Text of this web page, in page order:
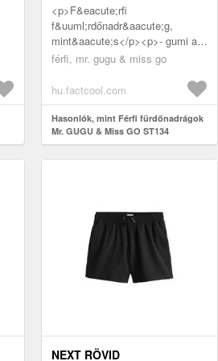
<p>F&eacute;rfi
f&uuml;rdőnadr&aacute;g,
mint&aacute;s</p><p>- gumi a
der&eacute;kban</p><p>-
val&oacute; r&ouml...
férfi, mr. gugu & miss go
hu.factcool.com
Hasonlók, mint Férfi fürdőnadrágok
Mr. GUGU & Miss GO ST134
NEXT RÖVID